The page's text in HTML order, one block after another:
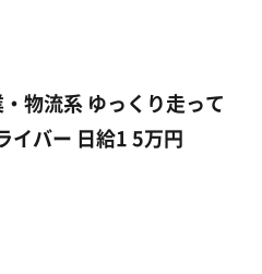
物流系 ゆっくり走って
イバー 日給1 5万円